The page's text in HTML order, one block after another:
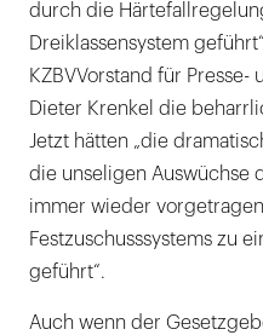
durch die
Dreiklassensystem
KZBVVorstand für
Dieter Krenkel die
Jetzt hätten „die
die unseligen Auswüchse
immer wieder
Festzuschusssystems zu
geführt“.
Auch wenn der